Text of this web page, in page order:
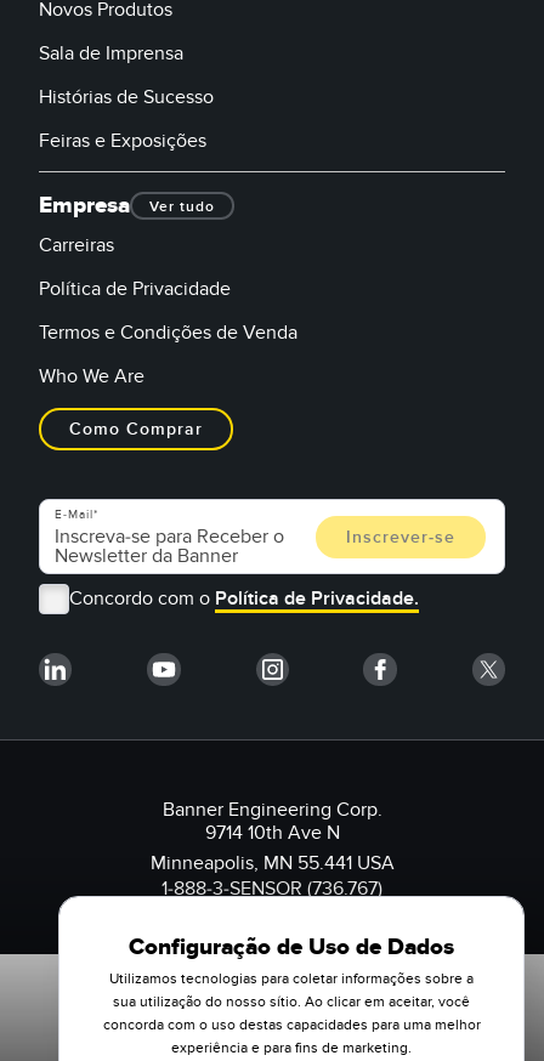
Novos Produtos
Sala de Imprensa
Histórias de Sucesso
Feiras e Exposições
Empresa Ver tudo
Carreiras
Política de Privacidade
Termos e Condições de Venda
Who We Are
Como Comprar
E-Mail
Concordo com o Política de Privacidade.
Banner Engineering Corp.
9714 10th Ave N
Minneapolis, MN 55.441 USA
1-888-3-SENSOR (736.767)
Configuração de Uso de Dados
Utilizamos tecnologias para coletar informações sobre a
sua utilização do nosso sítio. Ao clicar em aceitar, você
concorda com o uso destas capacidades para uma melhor
experiência e para fins de marketing.